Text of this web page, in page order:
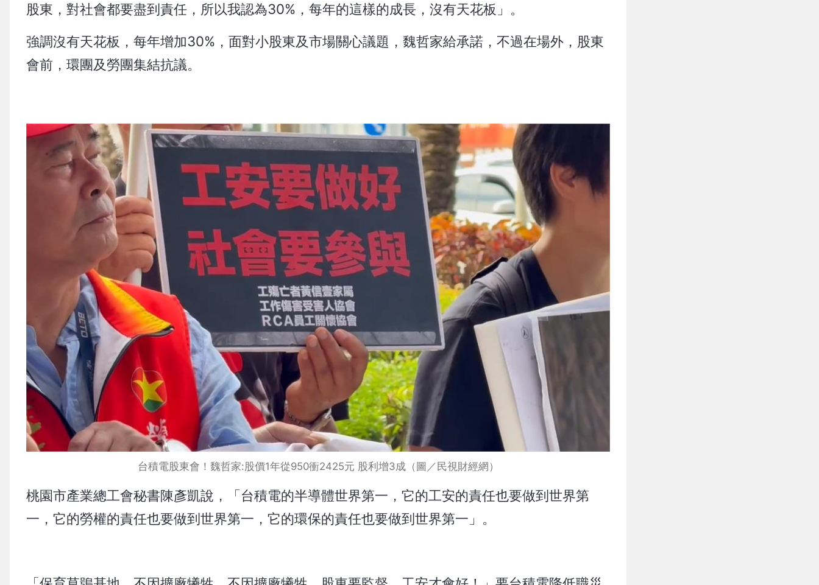
股東，對社會都要盡到責任，所以我認為30%，每年的這樣的成長，沒有天花板」。
強調沒有天花板，每年增加30%，面對小股東及市場關心議題，魏哲家給承諾，不過在場外，股東
會前，環團及勞團集結抗議。
台積電股東會！魏哲家:股價1年從950衝2425元 股利增3成（圖／民視財經網）
桃園市產業總工會秘書陳彥凱說，「台積電的半導體世界第一，它的工安的責任也要做到世界第
一，它的勞權的責任也要做到世界第一，它的環保的責任也要做到世界第一」。